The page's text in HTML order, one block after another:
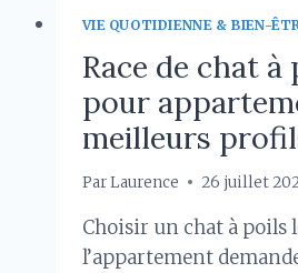
VIE QUOTIDIENNE & BIEN-
Race de chat
pour
meilleurs
Par Laurence 26 juillet
Choisir un chat à poils
l’appartement